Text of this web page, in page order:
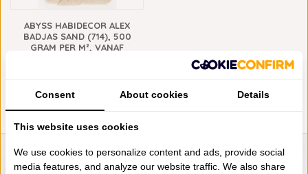
ABYSS HABIDECOR ALEX
BADJAS SAND (714), 500
GRAM PER M², VANAF
LIENSLINNENWINKEL.NL
Consent About cookies Details
This website uses cookies
We use cookies to personalize content and ads, provide social
media features, and analyze our website traffic. We also share